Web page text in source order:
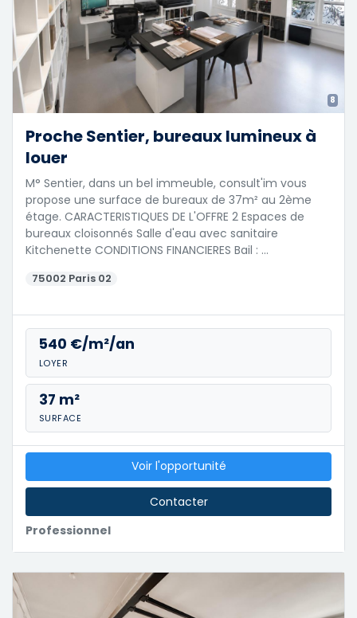
8
Proche Sentier, bureaux lumineux à
louer
M° Sentier, dans un bel immeuble, consult'im vous
propose une surface de bureaux de 37m² au 2ème
étage. CARACTERISTIQUES DE L'OFFRE 2 Espaces de
bureaux cloisonnés Salle d'eau avec sanitaire
Kitchenette CONDITIONS FINANCIERES Bail : …
75002 Paris 02
540 €/m²/an
LOYER
37 m²
SURFACE
Professionnel
Voir l'opportunité
Contacter